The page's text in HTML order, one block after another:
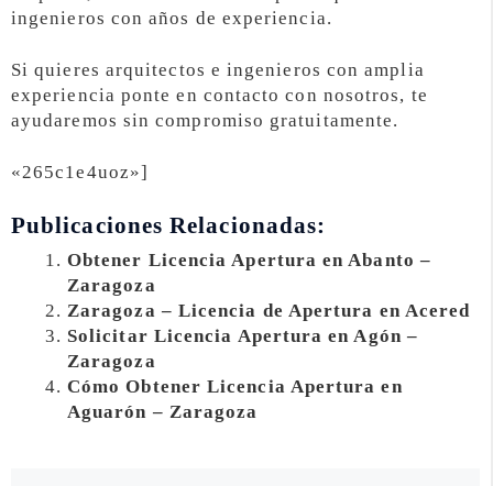
ingenieros con años de experiencia.
Si quieres arquitectos e ingenieros con amplia
experiencia ponte en contacto con nosotros, te
ayudaremos sin compromiso gratuitamente.
«265c1e4uoz»]
Publicaciones Relacionadas:
Obtener Licencia Apertura en Abanto –
Zaragoza
Zaragoza – Licencia de Apertura en Acered
Solicitar Licencia Apertura en Agón –
Zaragoza
Cómo Obtener Licencia Apertura en
Aguarón – Zaragoza